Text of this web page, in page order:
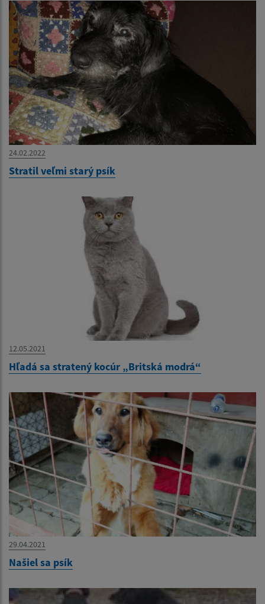
24.02.2022
Stratil veľmi starý psík
12.05.2021
Hľadá sa stratený kocúr „Britská modrá“
29.04.2021
Našiel sa psík